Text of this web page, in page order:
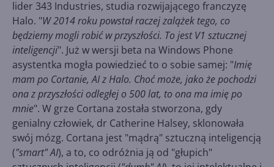
lider 343 Industries, studia rozwijającego franczyzę
Halo. "W 2014 roku powstał raczej zalążek tego, co
będziemy mogli robić w przyszłości. To jest V1 sztucznej
inteligencji". Już w wersji beta na Windows Phone
asystentka mogła powiedzieć to o sobie samej: "Imię
mam po Cortanie, AI z Halo. Choć może, jako że pochodzi
ona z przyszłości odległej o 500 lat, to ona ma imię po
mnie". W grze Cortana została stworzona, gdy
genialny człowiek, dr Catherine Halsey, sklonowała
swój mózg. Cortana jest "mądrą" sztuczną inteligencją
("smart" AI), a to, co odróżnia ją od "głupich"